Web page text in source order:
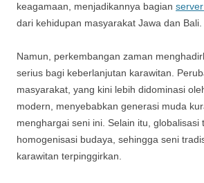
keagamaan, menjadikannya bagian
dari kehidupan masyarakat Jawa dan Bali.
Namun, perkembangan zaman
serius bagi keberlanjutan karawitan.
masyarakat, yang kini lebih didominasi
modern, menyebabkan generasi muda
menghargai seni ini. Selain itu, globalisasi
homogenisasi budaya, sehingga seni
karawitan terpinggirkan.